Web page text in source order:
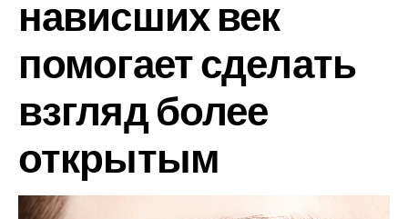
нависших век
помогает сделать
взгляд более
открытым